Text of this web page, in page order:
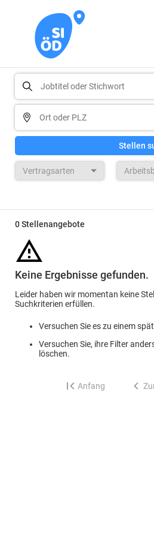
Stellen
Vertragsarten
0 Stellenangebote
Keine Ergebnisse gefunden.
Leider haben wir momentan keine
Suchkriterien erfüllen.
Versuchen Sie es zu einem
Versuchen Sie, ihre Filter
löschen.
Anfang